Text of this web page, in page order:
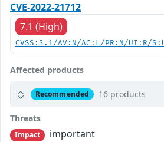
CVE-2022-21712
7.1 (High)
CVSS:3.1/AV:N/AC:L/PR:N/UI:R/
Affected products
Recommended 16 products
Threats
Impact
important